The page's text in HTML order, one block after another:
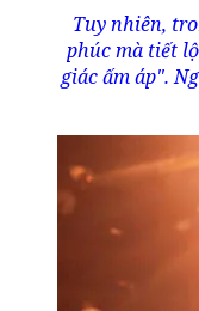
Tuy nhiên,
phúc mà tiết
giác ấm áp".